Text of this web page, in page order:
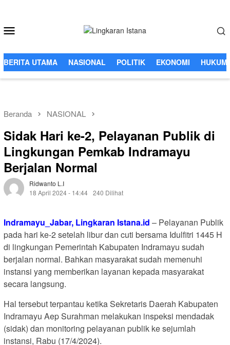
konten
BERITA UTAMA NASIONAL POLITIK EKONOMI
Beranda NASIONAL
Sidak Hari ke-2, Pelayanan Publik di
Lingkungan Pemkab Indramayu
Berjalan Normal
Ridwanto L.i
18 April 2024 - 14:44 240 Dilihat
Indramayu_Jabar, Lingkaran Istana.id – Pelayanan Publik
pada hari ke-2 setelah libur dan cuti bersama Idulfitri 1445 H
di lingkungan Pemerintah Kabupaten Indramayu sudah
berjalan normal. Bahkan masyarakat sudah memenuhi
instansi yang memberikan layanan kepada masyarakat
secara langsung.
Hal tersebut terpantau ketika Sekretaris Daerah Kabupaten
Indramayu Aep Surahman melakukan inspeksi mendadak
(sidak) dan monitoring pelayanan publik ke sejumlah
instansi, Rabu (17/4/2024).